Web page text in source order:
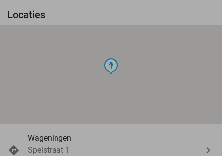
Locaties
food
Wageningen
Spelstraat 1